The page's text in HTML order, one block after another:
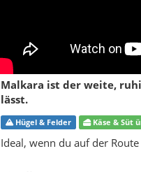
größte Landkreis der
Gegenpol zu den lebhaften
Malkara ist ein Markt- und
Geschäften, Teestuben und
Balkanregionen, was man
einem trockenen, manchmal
findest du hier vor allem